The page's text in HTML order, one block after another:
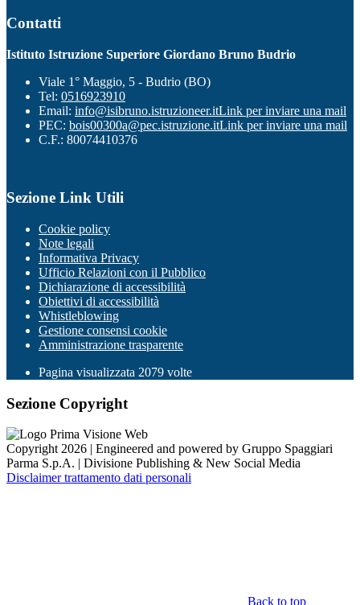
Contatti
Istituto Istruzione Superiore Giordano Bruno Budrio
Viale 1° Maggio, 5 - Budrio (BO)
Tel: 0516923910
Email: info@isibruno.istruzioneer.itLink per inviare una mail
PEC: bois00300a@pec.istruzione.itLink per inviare una mail
C.F.: 80074410376
Sezione Link Utili
Cookie policy
Note legali
Informativa Privacy
Ufficio Relazioni con il Pubblico
Dichiarazione di accessibilità
Obiettivi di accessibilità
Whistleblowing
Gestione consensi cookie
Amministrazione trasparente
Pagina visualizzata 2079 volte
Sezione Copyright
Copyright 2026 | Engineered and powered by Gruppo Spaggiari
Parma S.p.A. | Divisione Publishing & New Social Media
Disclaimer trattamento dati personali
Back to top